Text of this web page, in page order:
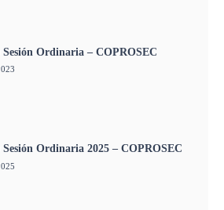
Sesión Ordinaria – COPROSEC
Sesión Ordinaria 2025 – COPROSEC